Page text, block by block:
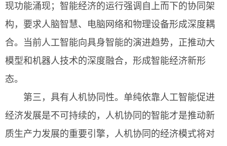
现功能涌现；智能经济的运行强调自上而下的协同架
构，要求人脑智慧、电脑网络和物理设备形成深度耦
合。当前人工智能向具身智能的演进趋势，正推动大
模型和机器人技术的深度融合，形成智能经济新形
态。
第三，具有人机协同性。单纯依靠人工智能促进
经济发展是不可持续的，人机协同的智能才是推动新
质生产力发展的重要引擎，人机协同的经济模式将对